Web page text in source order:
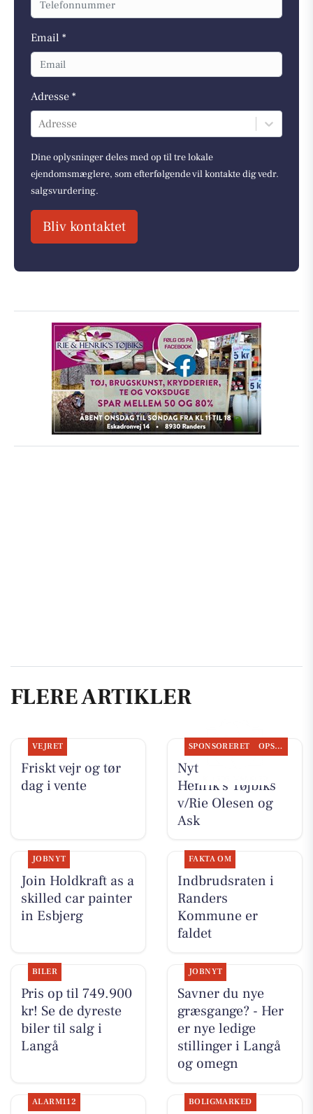
Email *
Adresse *
Adresse
Dine oplysninger deles med op til tre lokale
ejendomsmæglere, som efterfølgende vil kontakte dig vedr.
salgsvurdering.
Bliv kontaktet
FLERE ARTIKLER
VEJRET
Friskt vejr og tør
dag i vente
SPONSORERET OPSLAGSTAVLEN
Nyt fra Rie &
Henrik's Tøjbiks
v/Rie Olesen og
Ask
JOBNYT
Join Holdkraft as a
skilled car painter
in Esbjerg
FAKTA OM
Indbrudsraten i
Randers
Kommune er
faldet
BILER
Pris op til 749.900
kr! Se de dyreste
biler til salg i
Langå
JOBNYT
Savner du nye
græsgange? - Her
er nye ledige
stillinger i Langå
og omegn
ALARM112 BOLIGMARKED